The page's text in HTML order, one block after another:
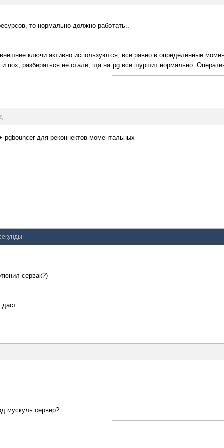
то нормально должно работать..
ключи активно используются, все равно в определённые
пох, разбираться не стали, ща на pg всё шуршит нормально.
для реконнектов моментальных
сервак?)
даст
мускуль сервер?